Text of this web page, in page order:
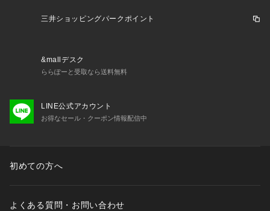
三井ショッピングパークポイント
&mallデスク
ららぽーと受取なら送料無料
LINE公式アカウント
お得なセール・クーポン情報配信中
初めての方へ
よくある質問・お問い合わせ